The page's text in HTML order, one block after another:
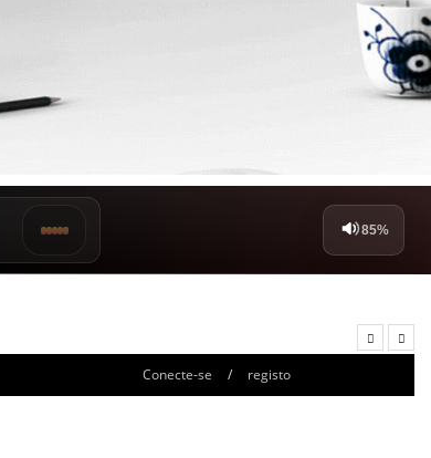
Conecte-se / registo